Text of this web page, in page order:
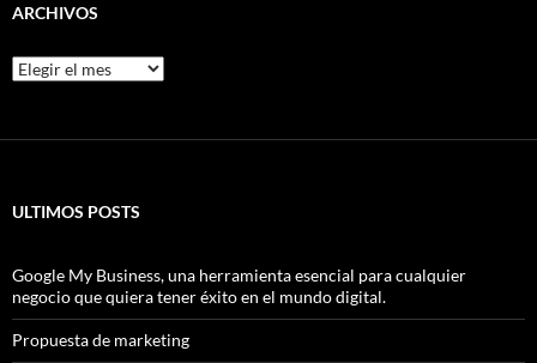
ARCHIVOS
Archivos
ULTIMOS POSTS
Google My Business, una herramienta esencial para cualquier
negocio que quiera tener éxito en el mundo digital.
Propuesta de marketing